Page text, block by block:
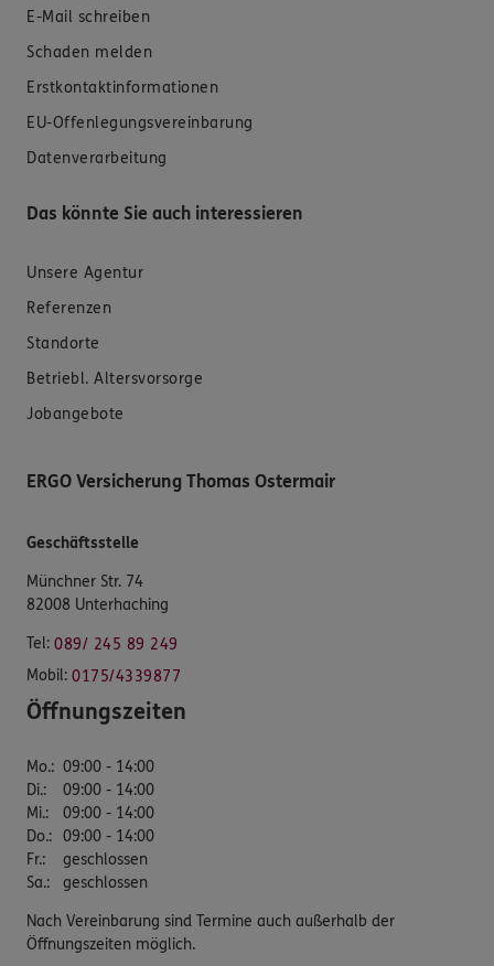
E-Mail schreiben
Schaden melden
Erstkontaktinformationen
EU-Offenlegungsvereinbarung
Datenverarbeitung
Das könnte Sie auch interessieren
Unsere Agentur
Referenzen
Standorte
Betriebl. Altersvorsorge
Jobangebote
ERGO Versicherung Thomas Ostermair
Geschäftsstelle
Münchner Str. 74
82008 Unterhaching
Tel: 089/ 245 89 249
Mobil: 0175/4339877
Öffnungszeiten
Mo.: 09:00 - 14:00
Di.:
09:00 - 14:00
Mi.:
09:00 - 14:00
Do.: 09:00 - 14:00
Fr.:
geschlossen
Sa.: geschlossen
Nach Vereinbarung sind Termine auch außerhalb der
Öffnungszeiten möglich.